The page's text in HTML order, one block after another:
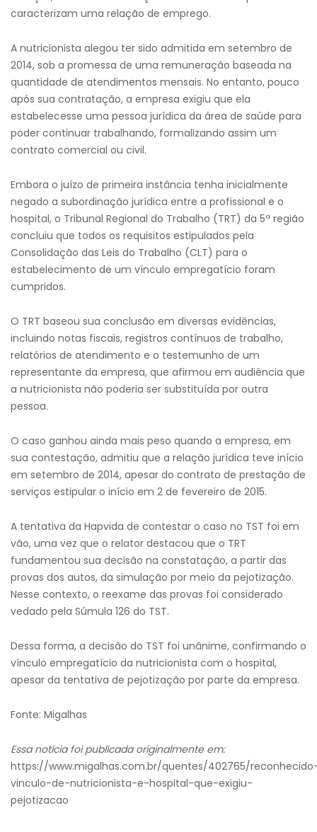
caracterizam uma relação de emprego.
A nutricionista alegou ter sido admitida em setembro de
2014, sob a promessa de uma remuneração baseada na
quantidade de atendimentos mensais. No entanto, pouco
após sua contratação, a empresa exigiu que ela
estabelecesse uma pessoa jurídica da área de saúde para
poder continuar trabalhando, formalizando assim um
contrato comercial ou civil.
Embora o juízo de primeira instância tenha inicialmente
negado a subordinação jurídica entre a profissional e o
hospital, o Tribunal Regional do Trabalho (TRT) da 5ª região
concluiu que todos os requisitos estipulados pela
Consolidação das Leis do Trabalho (CLT) para o
estabelecimento de um vínculo empregatício foram
cumpridos.
O TRT baseou sua conclusão em diversas evidências,
incluindo notas fiscais, registros contínuos de trabalho,
relatórios de atendimento e o testemunho de um
representante da empresa, que afirmou em audiência que
a nutricionista não poderia ser substituída por outra
pessoa.
O caso ganhou ainda mais peso quando a empresa, em
sua contestação, admitiu que a relação jurídica teve início
em setembro de 2014, apesar do contrato de prestação de
serviços estipular o início em 2 de fevereiro de 2015.
A tentativa da Hapvida de contestar o caso no TST foi em
vão, uma vez que o relator destacou que o TRT
fundamentou sua decisão na constatação, a partir das
provas dos autos, da simulação por meio da pejotização.
Nesse contexto, o reexame das provas foi considerado
vedado pela Súmula 126 do TST.
Dessa forma, a decisão do TST foi unânime, confirmando o
vínculo empregatício da nutricionista com o hospital,
apesar da tentativa de pejotização por parte da empresa.
Fonte: Migalhas
Essa notícia foi publicada originalmente em:
https://www.migalhas.com.br/quentes/402765/
vinculo-de-nutricionista-e-hospital-que-exigiu-
pejotizacao